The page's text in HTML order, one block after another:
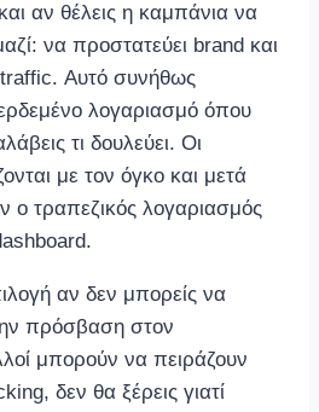
αν θέλεις η καμπάνια να
να προστατεύει brand και
Αυτό συνήθως
λογαριασμό όπου
τι δουλεύει. Οι
με τον όγκο και μετά
ο τραπεζικός λογαριασμός
αν δεν μπορείς να
πρόσβαση στον
μπορούν να πειράζουν
δεν θα ξέρεις γιατί